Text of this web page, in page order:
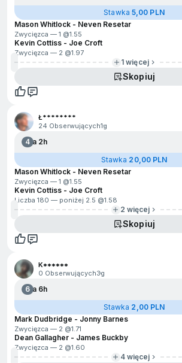
Stawka 5,00 PLN
Mason Whitlock - Neven Resetar
Zwycięzca — 1 @1.55
Kevin Cottiss - Joe Croft
Zwycięzca — 2 @1.97
1 więcej
Skopiuj
Ł********
24 Obserwujących1g
4Za 2h
Stawka 20,00 PLN
Mason Whitlock - Neven Resetar
Zwycięzca — 1 @1.55
Kevin Cottiss - Joe Croft
Liczba 180 — poniżej 2.5 @1.58
2 więcej
Skopiuj
K******
0 Obserwujących3g
6Za 6h
Stawka 2,00 PLN
Mark Dudbridge - Jonny Barnes
Zwycięzca — 2 @1.71
Dean Gallagher - James Buckby
Zwycięzca — 2 @1.60
4 więcej